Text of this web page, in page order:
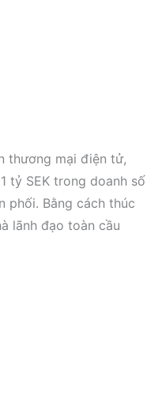
thương mại điện tử,
tỷ SEK trong doanh số
phối. Bằng cách thúc
lãnh đạo toàn cầu